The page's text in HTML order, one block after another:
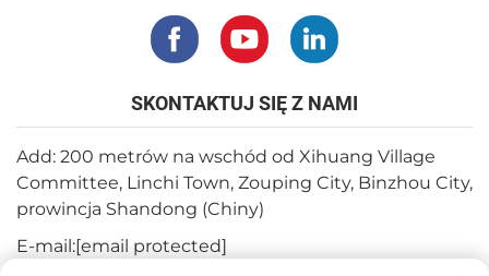
SKONTAKTUJ SIĘ Z NAMI
Add: 200 metrów na wschód od Xihuang Village
Committee, Linchi Town, Zouping City, Binzhou City,
prowincja Shandong (Chiny)
E-mail:[email protected]